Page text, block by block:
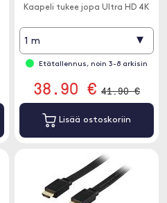
Kaapeli tukee jopa Ultra HD 4K
1 m ▾
Etätallennus, noin 3-8 arkisin
38.90 € 41.90 €
Lisää ostoskoriin